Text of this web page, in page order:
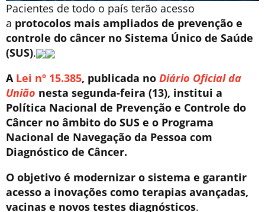
Pacientes de todo o país terão acesso
a protocolos mais ampliados de prevenção e
controle do câncer no Sistema Único de Saúde
(SUS).
A Lei nº 15.385, publicada no Diário Oficial da
União nesta segunda-feira (13), institui a
Política Nacional de Prevenção e Controle do
Câncer no âmbito do SUS e o Programa
Nacional de Navegação da Pessoa com
Diagnóstico de Câncer.
O objetivo é modernizar o sistema e garantir
acesso a inovações como terapias avançadas,
vacinas e novos testes diagnósticos.